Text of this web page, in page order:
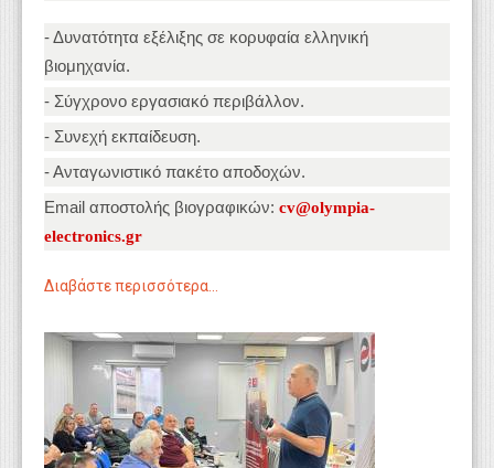
- Δυνατότητα εξέλιξης σε κορυφαία ελληνική
βιομηχανία.
- Σύγχρονο εργασιακό περιβάλλον.
- Συνεχή εκπαίδευση.
- Ανταγωνιστικό πακέτο αποδοχών.
Email αποστολής βιογραφικών: cv@olympia-
electronics.gr
Διαβάστε περισσότερα...